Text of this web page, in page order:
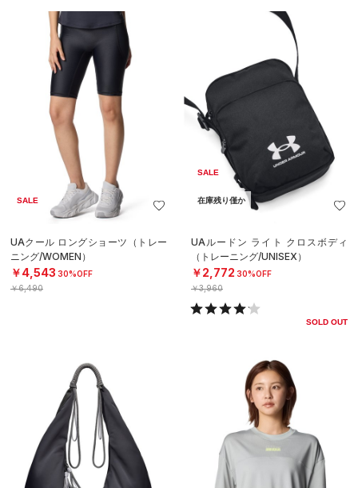
SALE
UAクール ロングショーツ（トレー
ニング/WOMEN）
￥4,543 30%OFF
￥6,490
SALE
在庫残り僅か
UAルードン ライト クロスボディ
（トレーニング/UNISEX）
￥2,772 30%OFF
￥3,960
SOLD OUT